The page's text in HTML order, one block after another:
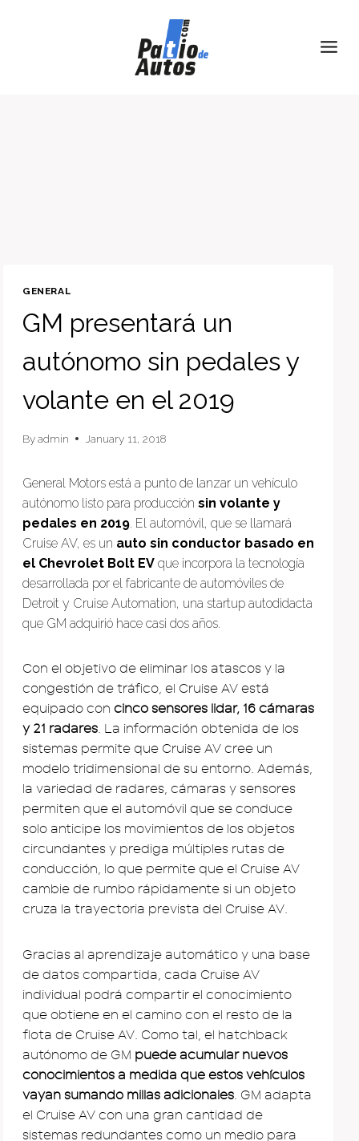
GENERAL
GM presentará un
autónomo sin pedales y
volante en el 2019
Byadmin January 11, 2018
General Motors está a punto de lanzar un vehículo
autónomo listo para producción sin volante y
pedales en 2019. El automóvil, que se llamará
Cruise AV, es un auto sin conductor basado en
el Chevrolet Bolt EV que incorpora la tecnología
desarrollada por el fabricante de automóviles de
Detroit y Cruise Automation, una startup autodidacta
que GM adquirió hace casi dos años.
Con el objetivo de eliminar los atascos y la
congestión de tráfico, el Cruise AV está
equipado con cinco sensores lidar, 16 cámaras
y 21 radares. La información obtenida de los
sistemas permite que Cruise AV cree un
modelo tridimensional de su entorno. Además,
la variedad de radares, cámaras y sensores
permiten que el automóvil que se conduce
solo anticipe los movimientos de los objetos
circundantes y prediga múltiples rutas de
conducción, lo que permite que el Cruise AV
cambie de rumbo rápidamente si un objeto
cruza la trayectoria prevista del Cruise AV.
Gracias al aprendizaje automático y una base
de datos compartida, cada Cruise AV
individual podrá compartir el conocimiento
que obtiene en el camino con el resto de la
flota de Cruise AV. Como tal, el hatchback
autónomo de GM puede acumular nuevos
conocimientos a medida que estos vehículos
vayan sumando millas adicionales. GM adapta
el Cruise AV con una gran cantidad de
sistemas redundantes como un medio para